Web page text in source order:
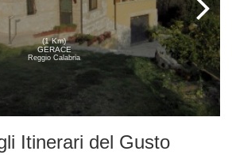
(1 Km)
GERACE
Reggio Calabria
Itinerari del Gusto